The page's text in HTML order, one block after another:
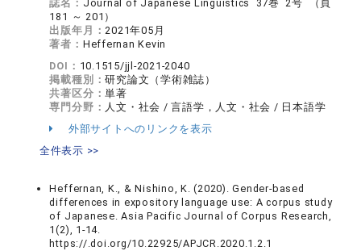
誌名： Journal of Japanese Linguistics 37巻 2号 （頁
181 ～ 201）
出版年月：2021年05月
著者： Heffernan Kevin
DOI： 10.1515/jjl-2021-2040
掲載種別：研究論文（学術雑誌）
共著区分：単著
専門分野： 人文・社会 / 言語学，人文・社会 / 日本語学
外部サイトへのリンクを表示
全件表示 >>
Heffernan, K., & Nishino, K. (2020). Gender-based
differences in expository language use: A corpus study
of Japanese. Asia Pacific Journal of Corpus Research,
1(2), 1-14.
https://.doi.org/10.22925/APJCR.2020.1.2.1